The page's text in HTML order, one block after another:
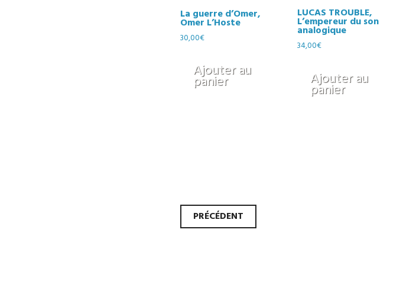
La guerre d’Omer,
Omer L’Hoste
30,00€
Ajouter au
panier
LUCAS TROUBLE,
L’empereur du son
analogique
34,00€
Ajouter au
panier
Navigation
PRÉCÉDENT